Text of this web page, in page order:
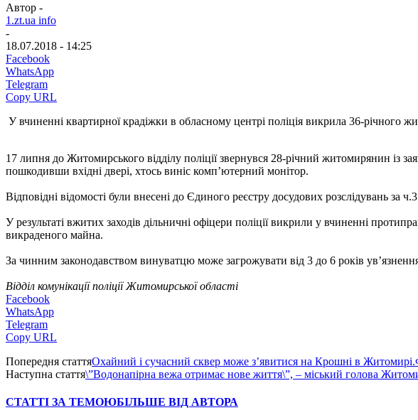
Автор -
1.zt.ua info
-
18.07.2018 - 14:25
Facebook
WhatsApp
Telegram
Copy URL
У вчиненні квартирної крадіжки в обласному центрі поліція викрила 36-річного
17 липня до Житомирського відділу поліції звернувся 28-річний житомирянин із
пошкодивши вхідні двері, хтось виніс комп’ютерний монітор.
Відповідні відомості були внесені до Єдиного реєстру досудових розслідувань за
У результаті вжитих заходів дільничні офіцери поліції викрили у вчиненні
викраденого майна.
За чинним законодавством винуватцю може загрожувати від 3 до 6 років
Відділ комунікації поліції Житомирської області
Facebook
WhatsApp
Telegram
Copy URL
Попередня статтяОхайний і сучасний сквер може з’явитися на Крошні в
Наступна стаття\”Водонапірна вежа отримає нове життя\”, – міський голова
СТАТТІ ЗА ТЕМОЮБІЛЬШЕ ВІД АВТОРА